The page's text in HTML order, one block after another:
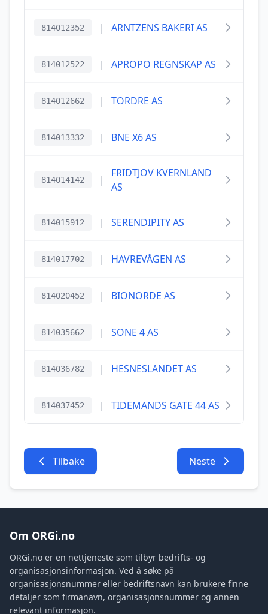
814012352 | ARNTZENS BAKERI AS
814012522 | APROPO REGNSKAP AS
814012662 | TORDRE AS
814013332 | BNE X6 AS
814014142 |
FRIDTJOV KVERNLAND
AS
814015912 | SERENDIPITY AS
814017702 | HAVREVÅGEN AS
814020452 | BIONORDE AS
814035662 | SONE 4 AS
814036782 | HESNESLANDET AS
814037452 | TIDEMANDS GATE 44 AS
Tilbake Neste
Om ORGi.no
ORGi.no er en nettjeneste som tilbyr bedrifts- og
organisasjonsinformasjon. Ved å søke på
organisasjonsnummer eller bedriftsnavn kan brukere finne
detaljer som firmanavn, organisasjonsnummer og annen
relevant informasjon.